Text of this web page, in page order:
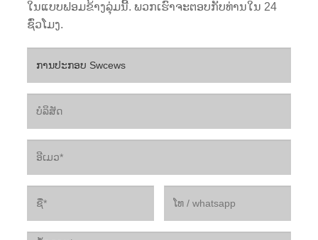
ໃນແບບຟອມຂ້າງລຸ່ມນີ້. ພວກເຮົາຈະຕອບກັບທ່ານໃນ 24
ຊົ່ວໂມງ.